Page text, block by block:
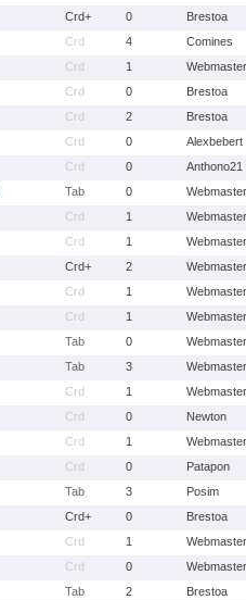
Crd+ 0
Brestoa
Crd 4
Comines
Crd 1
Crd 0
Brestoa
Crd 2
Brestoa
Crd 0
Alexbebert
Crd 0
Anthono21
Tab 0
Crd 1
Crd 1
Crd+ 2
Crd 1
Crd 1
Tab 0
Tab 3
Crd 1
Crd 0
Newton
Crd 1
Crd 0
Patapon
Tab 3
Posim
Crd+ 0
Brestoa
Crd 1
Crd 0
Tab 2
Brestoa